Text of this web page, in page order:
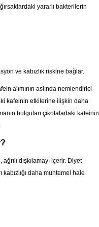
yararlı bakterilerin
ve kabızlık riskine bağlar.
alımının aslında nemlendirici
kafeinin etkilerine ilişkin daha
bulguları çikolatadaki kafeinin
dışkılamayı içerir. Diyet
kabızlığı daha muhtemel hale